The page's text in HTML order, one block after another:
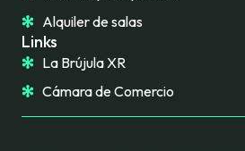
Alquiler de salas
Links
La Brújula XR
Cámara de Comercio